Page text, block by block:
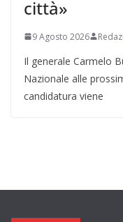
città»
9 Agosto 2026
Il generale Carmelo
Nazionale alle
candidatura viene